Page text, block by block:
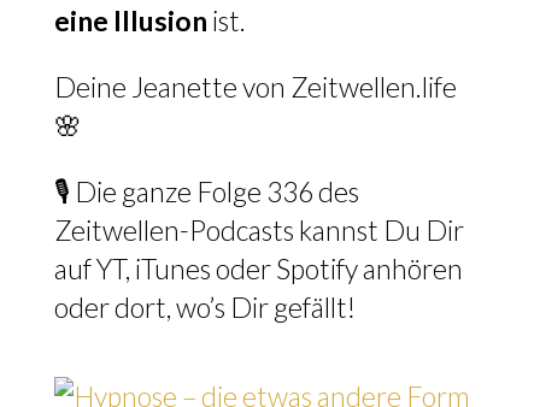
eine Illusion ist.
Deine Jeanette von Zeitwellen.life
🌸
🎙️ Die ganze Folge 336 des
Zeitwellen-Podcasts kannst Du Dir
auf YT, iTunes oder Spotify anhören
oder dort, wo’s Dir gefällt!